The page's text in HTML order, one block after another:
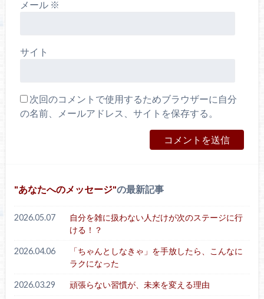
メール ※
サイト
次回のコメントで使用するためブラウザーに自分
の名前、メールアドレス、サイトを保存する。
あなたへのメッセージ の最新記事
2026.05.07
自分を雑に扱わない人だけが次のステージに行
ける！？
2026.04.06
「ちゃんとしなきゃ」を手放したら、こんなに
ラクになった
2026.03.29 頑張らない習慣が、未来を変える理由